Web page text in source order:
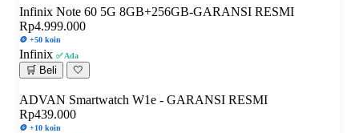
Infinix Note 60 5G 8GB+256GB-GARANSI RESMI
Rp4.999.000
🪙 +50 koin
Infinix ✅ Ada
🛒 Beli 🤍
ADVAN Smartwatch W1e - GARANSI RESMI
Rp439.000
🪙 +10 koin